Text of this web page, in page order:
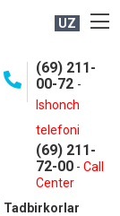
UZ
(69) 211-
00-72 -
Ishonch
telefoni
(69) 211-
72-00 - Call
Center
Tadbirkorlar